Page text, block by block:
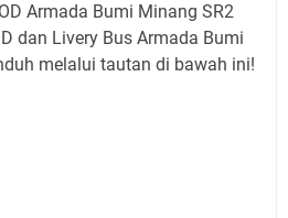
Armada Bumi Minang SR2
dan Livery Bus Armada Bumi
melalui tautan di bawah ini!